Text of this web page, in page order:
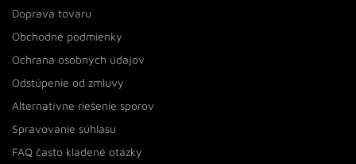
Doprava tovaru
Obchodné podmienky
Ochrana osobných údajov
Odstúpenie od zmluvy
Alternatívne riešenie sporov
Spravovanie súhlasu
FAQ často kladené otázky